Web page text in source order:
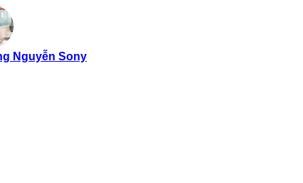
Nguyễn Sony